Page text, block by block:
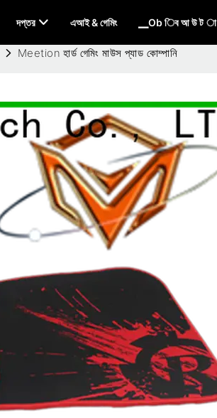
দপ্তর এআই & গেমিং ▁Ob িব আ উ ট া
Meetion হার্ড গেমিং মাউস প্যাড কোম্পানি